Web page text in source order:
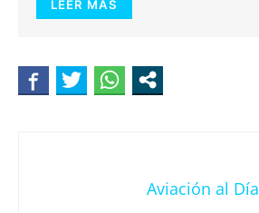
LEER MÁS
Aviación al Día